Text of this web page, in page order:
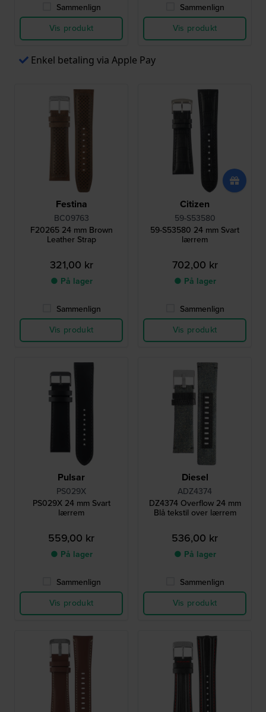
Sammenlign
Vis produkt
Sammenlign
Vis produkt
Enkel betaling via Apple Pay
Festina
BC09763
F20265 24 mm Brown
Leather Strap
321,00 kr
● På lager
Sammenlign
Vis produkt
Citizen
59-S53580
59-S53580 24 mm Svart
lærrem
702,00 kr
● På lager
Sammenlign
Vis produkt
Pulsar
PS029X
PS029X 24 mm Svart
lærrem
559,00 kr
● På lager
Sammenlign
Vis produkt
Diesel
ADZ4374
DZ4374 Overflow 24 mm
Blå tekstil over lærrem
536,00 kr
● På lager
Sammenlign
Vis produkt